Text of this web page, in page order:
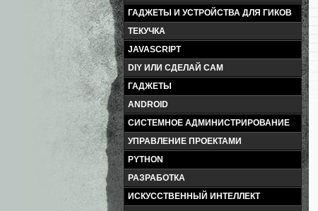
ГАДЖЕТЫ И УСТРОЙСТВА ДЛЯ ГИКОВ
ТЕКУЧКА
JAVASCRIPT
DIY ИЛИ СДЕЛАЙ САМ
ГАДЖЕТЫ
ANDROID
СИСТЕМНОЕ АДМИНИСТРИРОВАНИЕ
УПРАВЛЕНИЕ ПРОЕКТАМИ
PYTHON
РАЗРАБОТКА
ИСКУССТВЕННЫЙ ИНТЕЛЛЕКТ